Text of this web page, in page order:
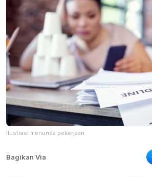
Ilustrasi menunda pekerjaan
Bagikan Via